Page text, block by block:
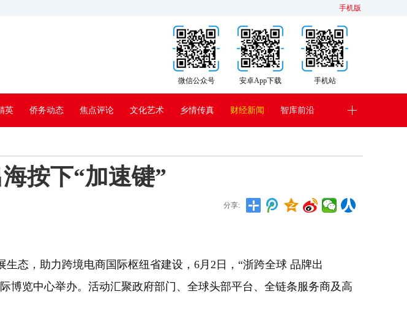
手机版
手机站
安卓App下载
微信公众号
英 侨务动态 焦点评论 文化艺术 乡情传真 财经新闻 智库前沿
按下“加速键”
分享:
生态，助力跨境电商国际枢纽省建设，6月2日，“浙跨全球 品牌出
博览中心举办。活动汇聚政府部门、全球头部平台、全链条服务商及高